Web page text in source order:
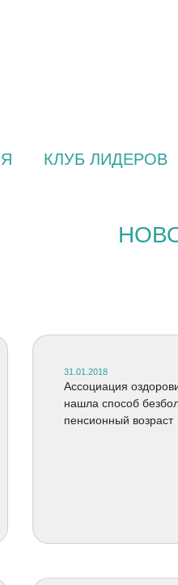
КЛУБ ЛИДЕРОВ
31.01.2018
Ассоциация
нашла способ
пенсионный возраст